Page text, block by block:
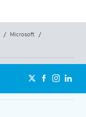
/ Microsoft
/